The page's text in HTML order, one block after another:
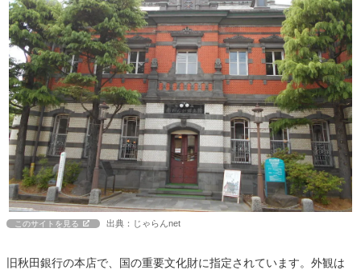
このサイトを見る 出典：じゃらんnet
旧秋田銀行の本店で、国の重要文化財に指定されています。外観は